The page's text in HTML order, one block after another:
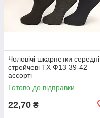
Чоловічі шкарпетки середні
стрейчеві ТХ Ф13 39-42
ассорті
Готово до відправки
22,70 ₴